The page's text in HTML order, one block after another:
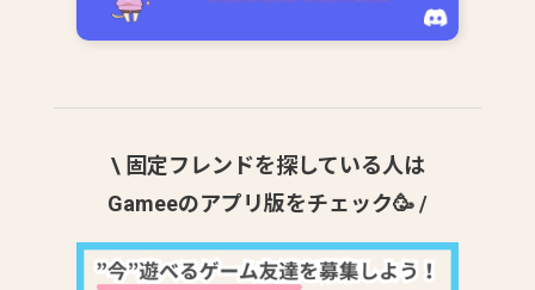
\ 固定フレンドを探している人は
Gameeのアプリ版をチェック🥳 /